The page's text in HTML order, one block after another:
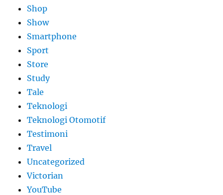
Shop
Show
Smartphone
Sport
Store
Study
Tale
Teknologi
Teknologi Otomotif
Testimoni
Travel
Uncategorized
Victorian
YouTube